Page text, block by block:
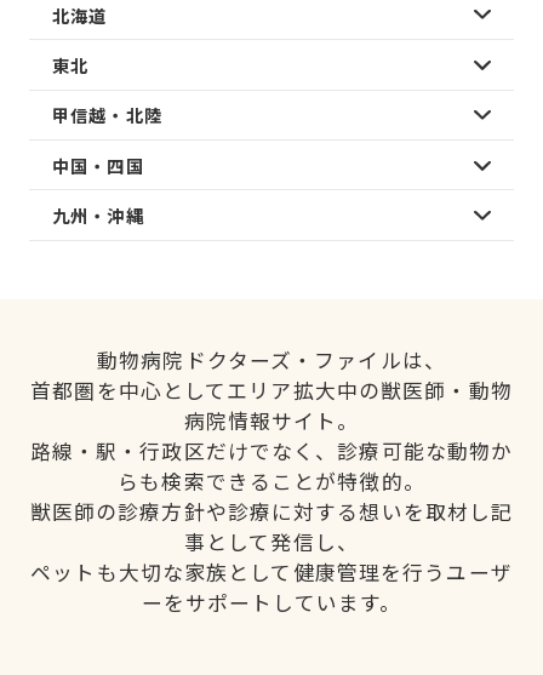
北海道
東北
甲信越・北陸
中国・四国
九州・沖縄
動物病院ドクターズ・ファイルは、
首都圏を中心としてエリア拡大中の獣医師・動物
病院情報サイト。
路線・駅・行政区だけでなく、診療可能な動物か
らも検索できることが特徴的。
獣医師の診療方針や診療に対する想いを取材し記
事として発信し、
ペットも大切な家族として健康管理を行うユーザ
ーをサポートしています。